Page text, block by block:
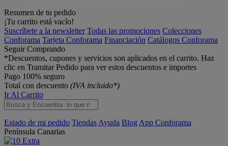
Resumen de tu pedido
¡Tu carrito está vacío!
Suscríbete a la newsletter Todas las promociones Colecciones
Conforama Tarjeta Conforama Financiación Catálogos Conforama
Seguir Comprando
*Descuentos, cupones y servicios son aplicados en el carrito. Haz
clic en Tramitar Pedido para ver estos descuentos e importes
Pago 100% seguro
Total con descuento (IVA incluido*)
Ir Al Carrito
Estado de mi pedido Tiendas Ayuda Blog App Conforama
Península Canarias